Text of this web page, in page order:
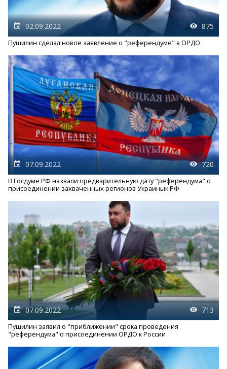
02.09.2022 875
Пушилин сделал новое заявление о "референдуме" в ОРДО
07.09.2022 720
В Госдуме РФ назвали предварительную дату "референдума" о
присоединении захваченных регионов Украинык РФ
07.09.2022 713
Пушилин заявил о "приближении" срока проведения
"референдума" о присоединении ОРДО к России